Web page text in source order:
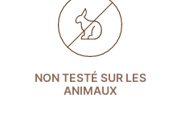
NON TESTÉ SUR LES
ANIMAUX